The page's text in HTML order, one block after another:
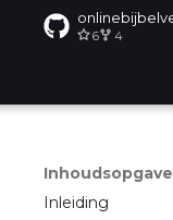
6 4
Inhoudsopgave
Inleiding